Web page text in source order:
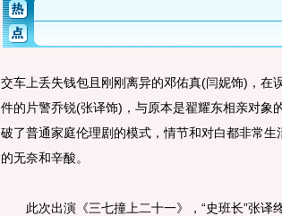
交车上丢失钱包且刚刚离异的邓佑真(闫妮饰)，在
件的片警乔锐(张译饰)，与原本是翟耀东相亲对象
破了普通家庭伦理剧的模式，情节和对白都非常
的无奈和辛酸。
此次出演《三七撞上二十一》，“史班长”张译